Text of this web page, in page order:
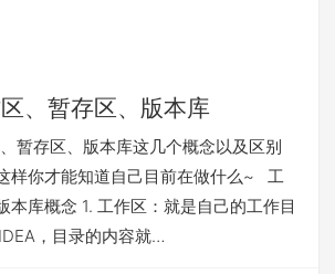
、暂存区、版本库
暂存区、版本库这几个概念以及区别
样你才能知道自己目前在做什么~ 工
本库概念 1. 工作区：就是自己的工作目
，目录的内容就…